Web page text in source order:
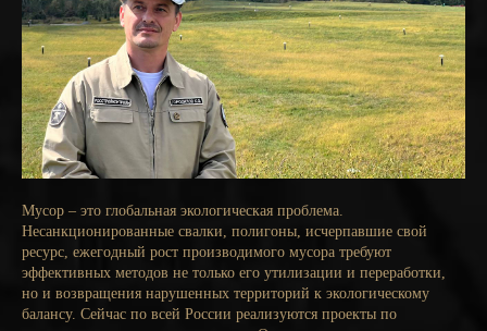
Мусор – это глобальная экологическая проблема.
Несанкционированные свалки, полигоны, исчерпавшие свой
ресурс, ежегодный рост производимого мусора требуют
эффективных методов не только его утилизации и переработки,
но и возвращения нарушенных территорий к экологическому
балансу. Сейчас по всей России реализуются проекты по